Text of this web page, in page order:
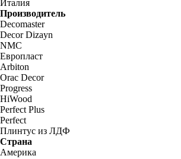
Италия
Производитель
Decomaster
Decor Dizayn
NMC
Европласт
Arbiton
Orac Decor
Progress
HiWood
Perfect Plus
Perfect
Плинтус из ЛДФ
Страна
Америка